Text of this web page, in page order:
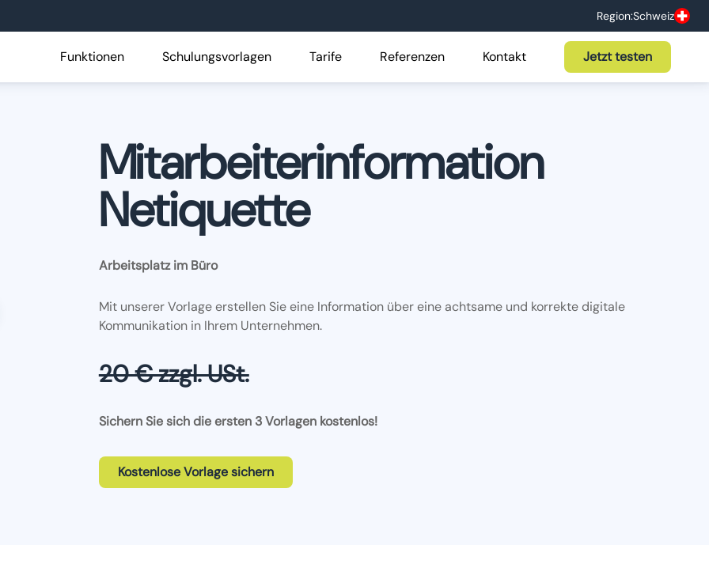
Region:Schweiz
Funktionen Schulungsvorlagen Tarife Referenzen Kontakt Jetzt testen
Mitarbeiterinformation
Netiquette
Arbeitsplatz im Büro
Mit unserer Vorlage erstellen Sie eine Information über eine achtsame und korrekte digitale
Kommunikation in Ihrem Unternehmen.
20 € zzgl. USt.
Sichern Sie sich die ersten 3 Vorlagen kostenlos!
Kostenlose Vorlage sichern